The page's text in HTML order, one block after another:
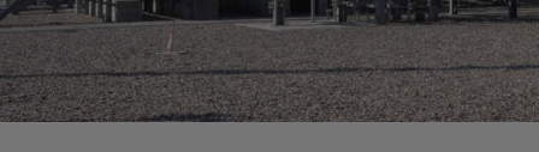
shield Registro